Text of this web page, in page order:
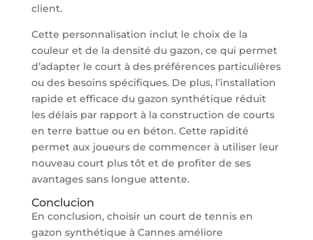
client.
Cette personnalisation inclut le choix de la
couleur et de la densité du gazon, ce qui permet
d’adapter le court à des préférences particulières
ou des besoins spécifiques. De plus, l’installation
rapide et efficace du gazon synthétique réduit
les délais par rapport à la construction de courts
en terre battue ou en béton. Cette rapidité
permet aux joueurs de commencer à utiliser leur
nouveau court plus tôt et de profiter de ses
avantages sans longue attente.
Conclucion
En conclusion, choisir un court de tennis en
gazon synthétique à Cannes améliore